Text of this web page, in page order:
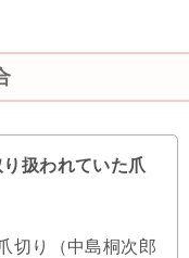
扱われていた爪
切り（中島桐次郎